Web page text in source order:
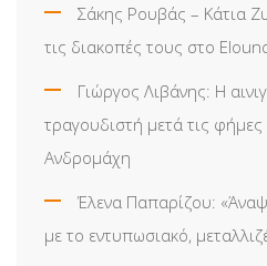
Σάκης Ρουβάς – Κάτια
τις διακοπές τους στο
Γιώργος Λιβάνης: Η
τραγουδιστή μετά τις
Ανδρομάχη
Έλενα Παπαρίζου:
με το εντυπωσιακό,